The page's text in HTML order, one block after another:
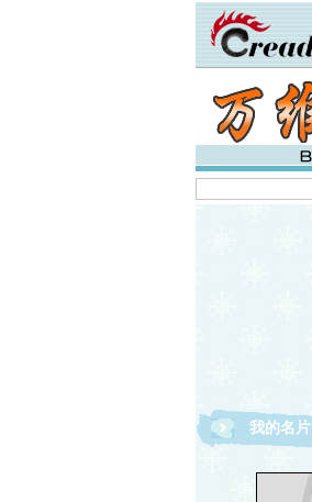
我的名片